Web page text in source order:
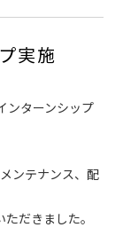
実施
ンターンシップ
ンテナンス、配
だきました。